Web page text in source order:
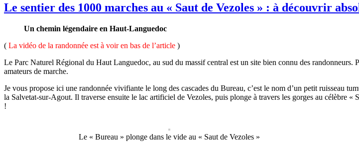
Le sentier des 1000 marches au « Saut de Vezoles » : à découvrir
Un chemin légendaire en Haut-Languedoc
( La vidéo de la randonnée est à voir en bas de l’article )
Le Parc Naturel Régional du Haut Languedoc, au sud du massif central est un site bien connu des randonneurs.
amateurs de marche.
Je vous propose ici une randonnée vivifiante le long des cascades du Bureau, c’est le nom d’un petit ruisseau
la Salvetat-sur-Agout. Il traverse ensuite le lac artificiel de Vezoles, puis plonge à travers les gorges au célèbre «
!
Le « Bureau » plonge dans le vide au « Saut de Vezoles »